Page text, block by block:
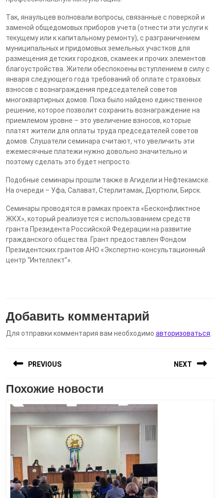
Так, янаульцев волновали вопросы, связанные с поверкой и
заменой общедомовых приборов учета (отнести эти услуги к
текущему или к капитальному ремонту), с разграничением
муниципальных и придомовых земельных участков для
размещения детских городков, скамеек и прочих элементов
благоустройства. Жители обеспокоены вступлением в силу с
января следующего года требований об оплате страховых
взносов с вознаграждения председателей советов
многоквартирных домов. Пока было найдено единственное
решение, которое позволит сохранить вознаграждение на
приемлемом уровне – это увеличение взносов, которые
платят жители для оплаты труда председателей советов
домов. Слушатели семинара считают, что увеличить эти
ежемесячные платежи нужно довольно значительно и
поэтому сделать это будет непросто.
Подобные семинары прошли также в Агидели и Нефтекамске.
На очереди – Уфа, Салават, Стерлитамак, Дюртюли, Бирск.
Семинары проводятся в рамках проекта «Бесконфликтное
ЖКХ», который реализуется с использованием средств
гранта Президента Российской Федерации на развитие
гражданского общества. Грант предоставлен Фондом
Президентских грантов АНО «Экспертно-консультационный
центр “Интеллект”».
Добавить комментарий
Для отправки комментария вам необходимо авторизоваться
по
записям
PREVIOUS
Предыдущая
запись:
NEXT
запись:
Похожие новости